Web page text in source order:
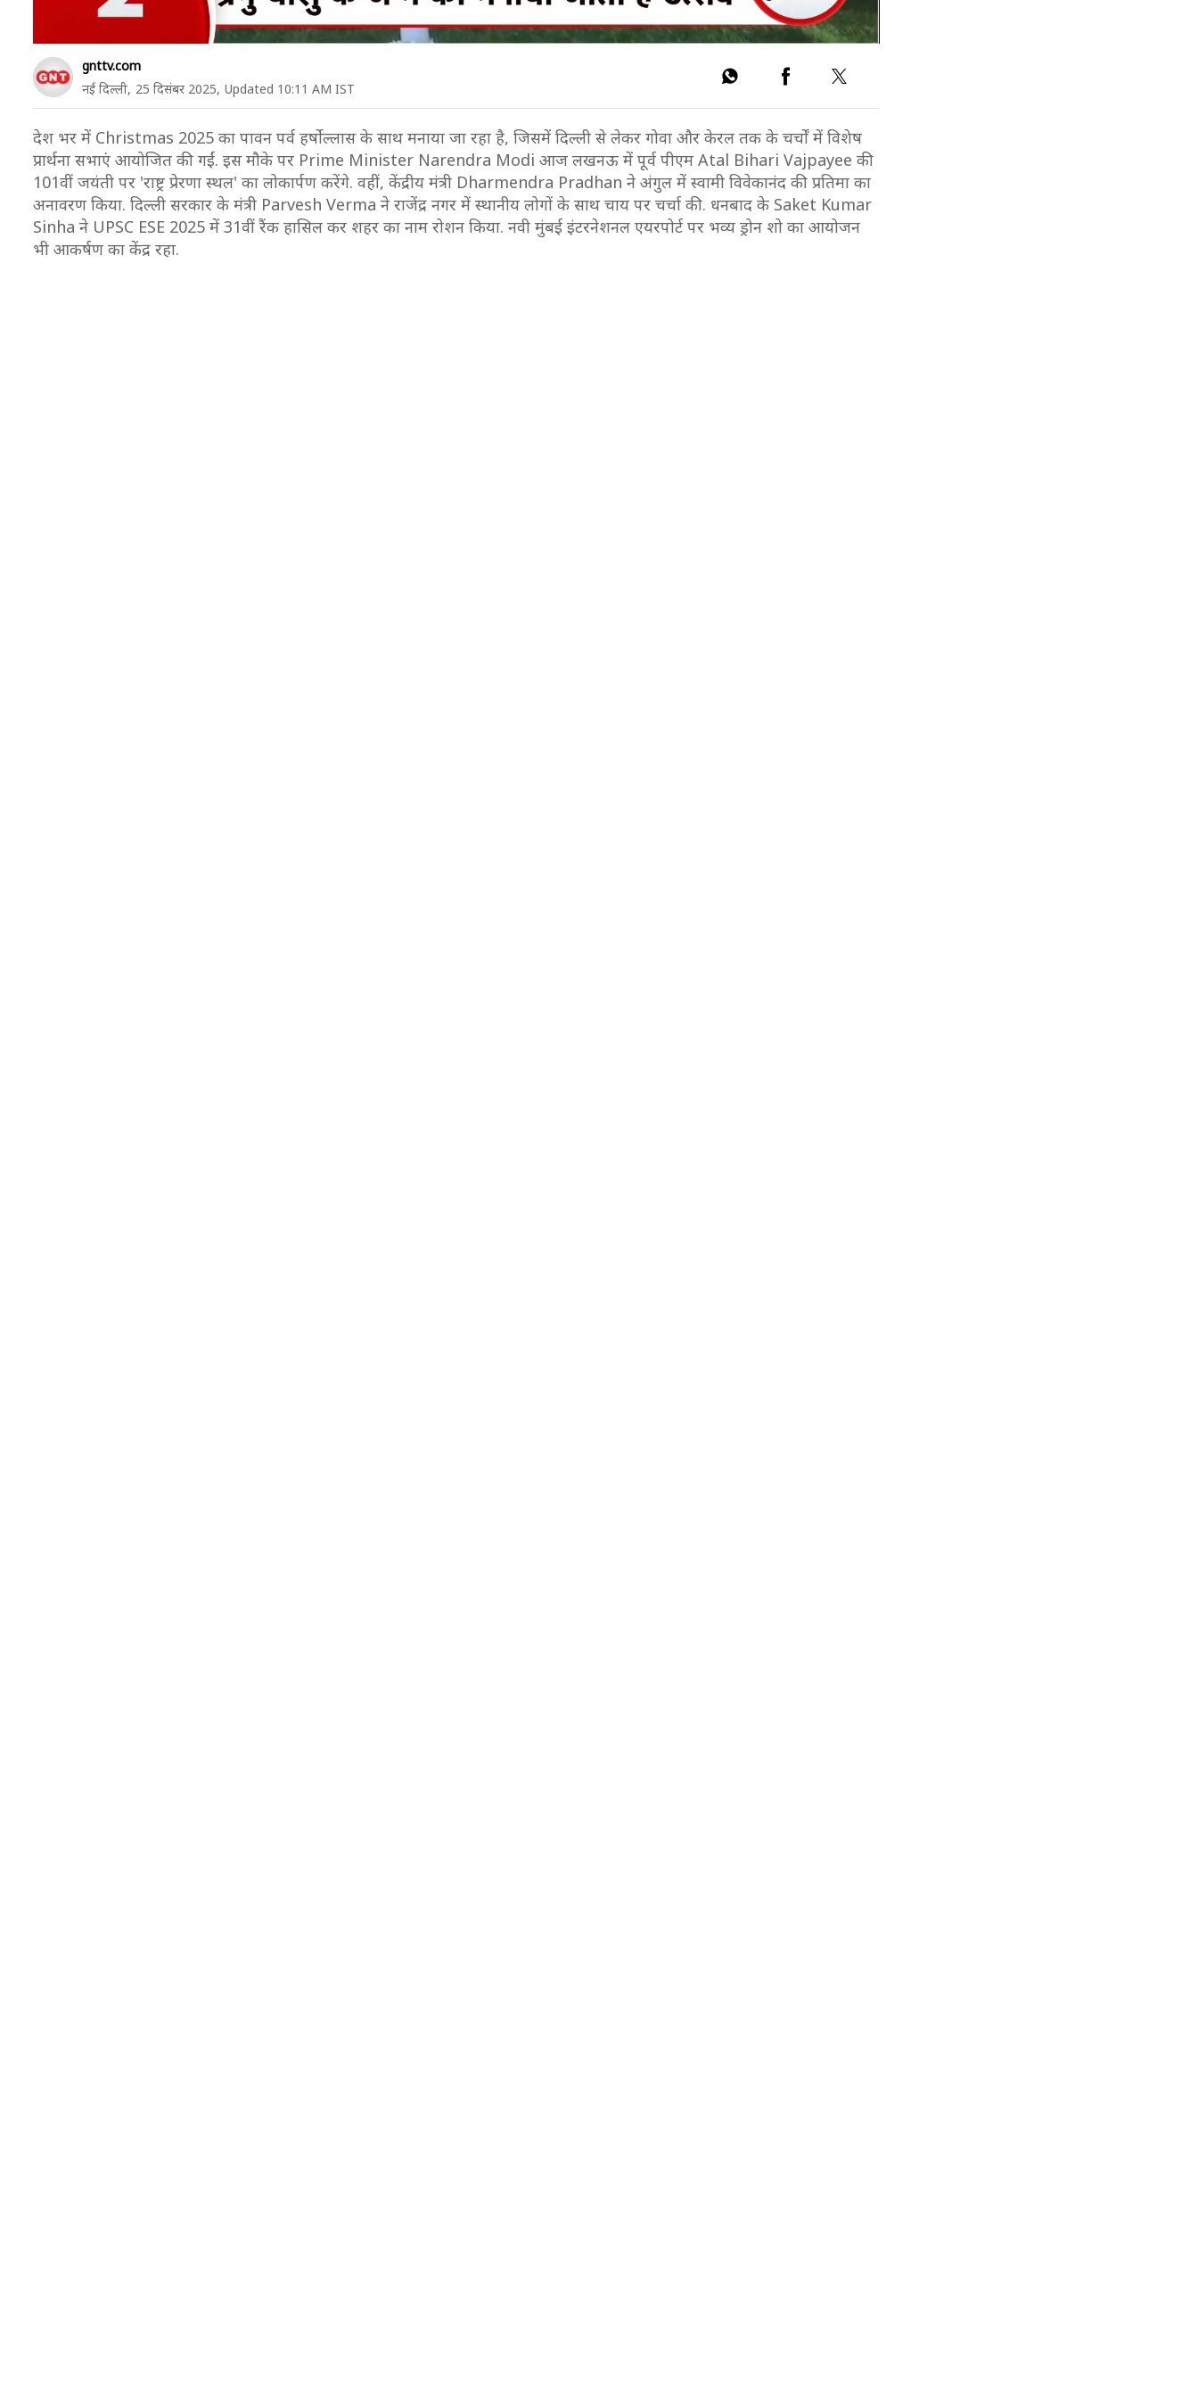
gnttv.com
नई दिल्ली, 25 दिसंबर 2025, Updated 10:11 AM IST
देश भर में Christmas 2025 का पावन पर्व हर्षोल्लास के साथ मनाया जा रहा है, जिसमें दिल्ली से लेकर गोवा और केरल तक के चर्चों में विशेष
प्रार्थना सभाएं आयोजित की गईं. इस मौके पर Prime Minister Narendra Modi आज लखनऊ में पूर्व पीएम Atal Bihari Vajpayee की
101वीं जयंती पर 'राष्ट्र प्रेरणा स्थल' का लोकार्पण करेंगे. वहीं, केंद्रीय मंत्री Dharmendra Pradhan ने अंगुल में स्वामी विवेकानंद की प्रतिमा का
अनावरण किया. दिल्ली सरकार के मंत्री Parvesh Verma ने राजेंद्र नगर में स्थानीय लोगों के साथ चाय पर चर्चा की. धनबाद के Saket Kumar
Sinha ने UPSC ESE 2025 में 31वीं रैंक हासिल कर शहर का नाम रोशन किया. नवी मुंबई इंटरनेशनल एयरपोर्ट पर भव्य ड्रोन शो का आयोजन
भी आकर्षण का केंद्र रहा.